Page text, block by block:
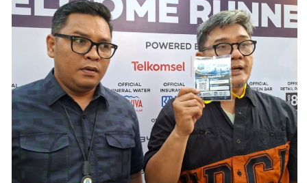
Pendidikan
Peristiwa
Olahraga
Ekonomi
Memori